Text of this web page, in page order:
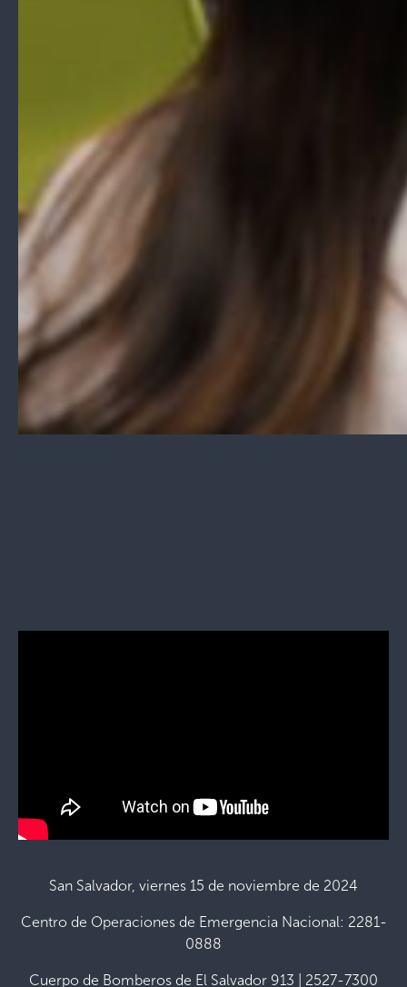
San Salvador, viernes 15 de noviembre de 2024
Centro de Operaciones de Emergencia Nacional: 2281-
0888
Cuerpo de Bomberos de El Salvador 913 | 2527-7300